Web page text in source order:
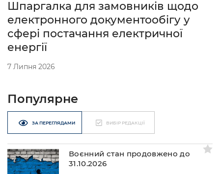
Шпаргалка для замовників щодо
електронного документообігу у
сфері постачання електричної
енергії
7 Липня 2026
Популярне
ЗА ПЕРЕГЛЯДАМИ ВИБІР РЕДАКЦІЇ
Воєнний стан продовжено до
31.10.2026